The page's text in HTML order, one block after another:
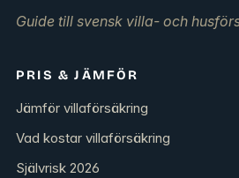
Guide till svensk villa- och
PRIS & JÄMFÖR
Jämför villaförsäkring
Vad kostar villaförsäkring
Självrisk 2026